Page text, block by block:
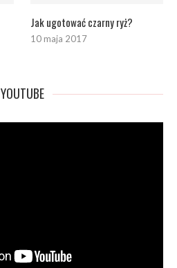
Jak ugotować czarny ryż?
10 maja 2017
YOUTUBE